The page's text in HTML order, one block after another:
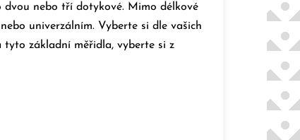
dvou nebo tří dotykové. Mimo délkové
univerzálním. Vyberte si dle vašich
tyto základní měřidla, vyberte si z